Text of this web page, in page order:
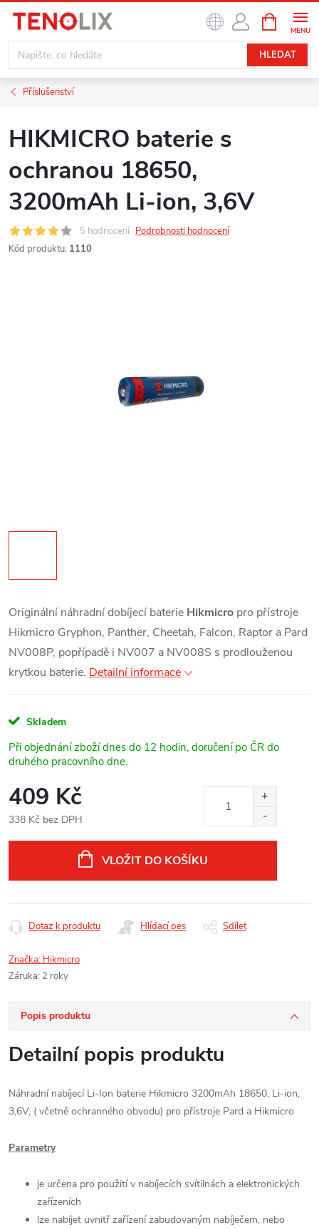
obsah
HLEDAT
NÁKUPNÍ
KOŠÍK
Příslušenství
HIKMICRO baterie s
ochranou 18650,
3200mAh Li-ion, 3,6V
5 hodnocení Podrobnosti hodnocení
Kód produktu: 1110
Originální náhradní dobíjecí baterie Hikmicro pro přístroje
Hikmicro Gryphon, Panther, Cheetah, Falcon, Raptor a Pard
NV008P, popřípadě i NV007 a NV008S s prodlouženou
krytkou baterie. Detailní informace
Skladem
Při objednání zboží dnes do 12 hodin, doručení po ČR do
druhého pracovního dne.
409 Kč
338 Kč bez DPH
VLOŽIT DO KOŠÍKU
Dotaz k produktu Hlídací pes Sdílet
Značka: Hikmicro
Záruka: 2 roky
Popis produktu
Detailní popis produktu
Náhradní nabíjecí Li-Ion baterie Hikmicro 3200mAh 18650, Li-ion,
3,6V, ( včetně ochranného obvodu) pro přístroje Pard a Hikmicro
Parametry
je určena pro použití v nabíjecích svítilnách a elektronických
zařízeních
lze nabíjet uvnitř zařízení zabudovaným nabíječem, nebo